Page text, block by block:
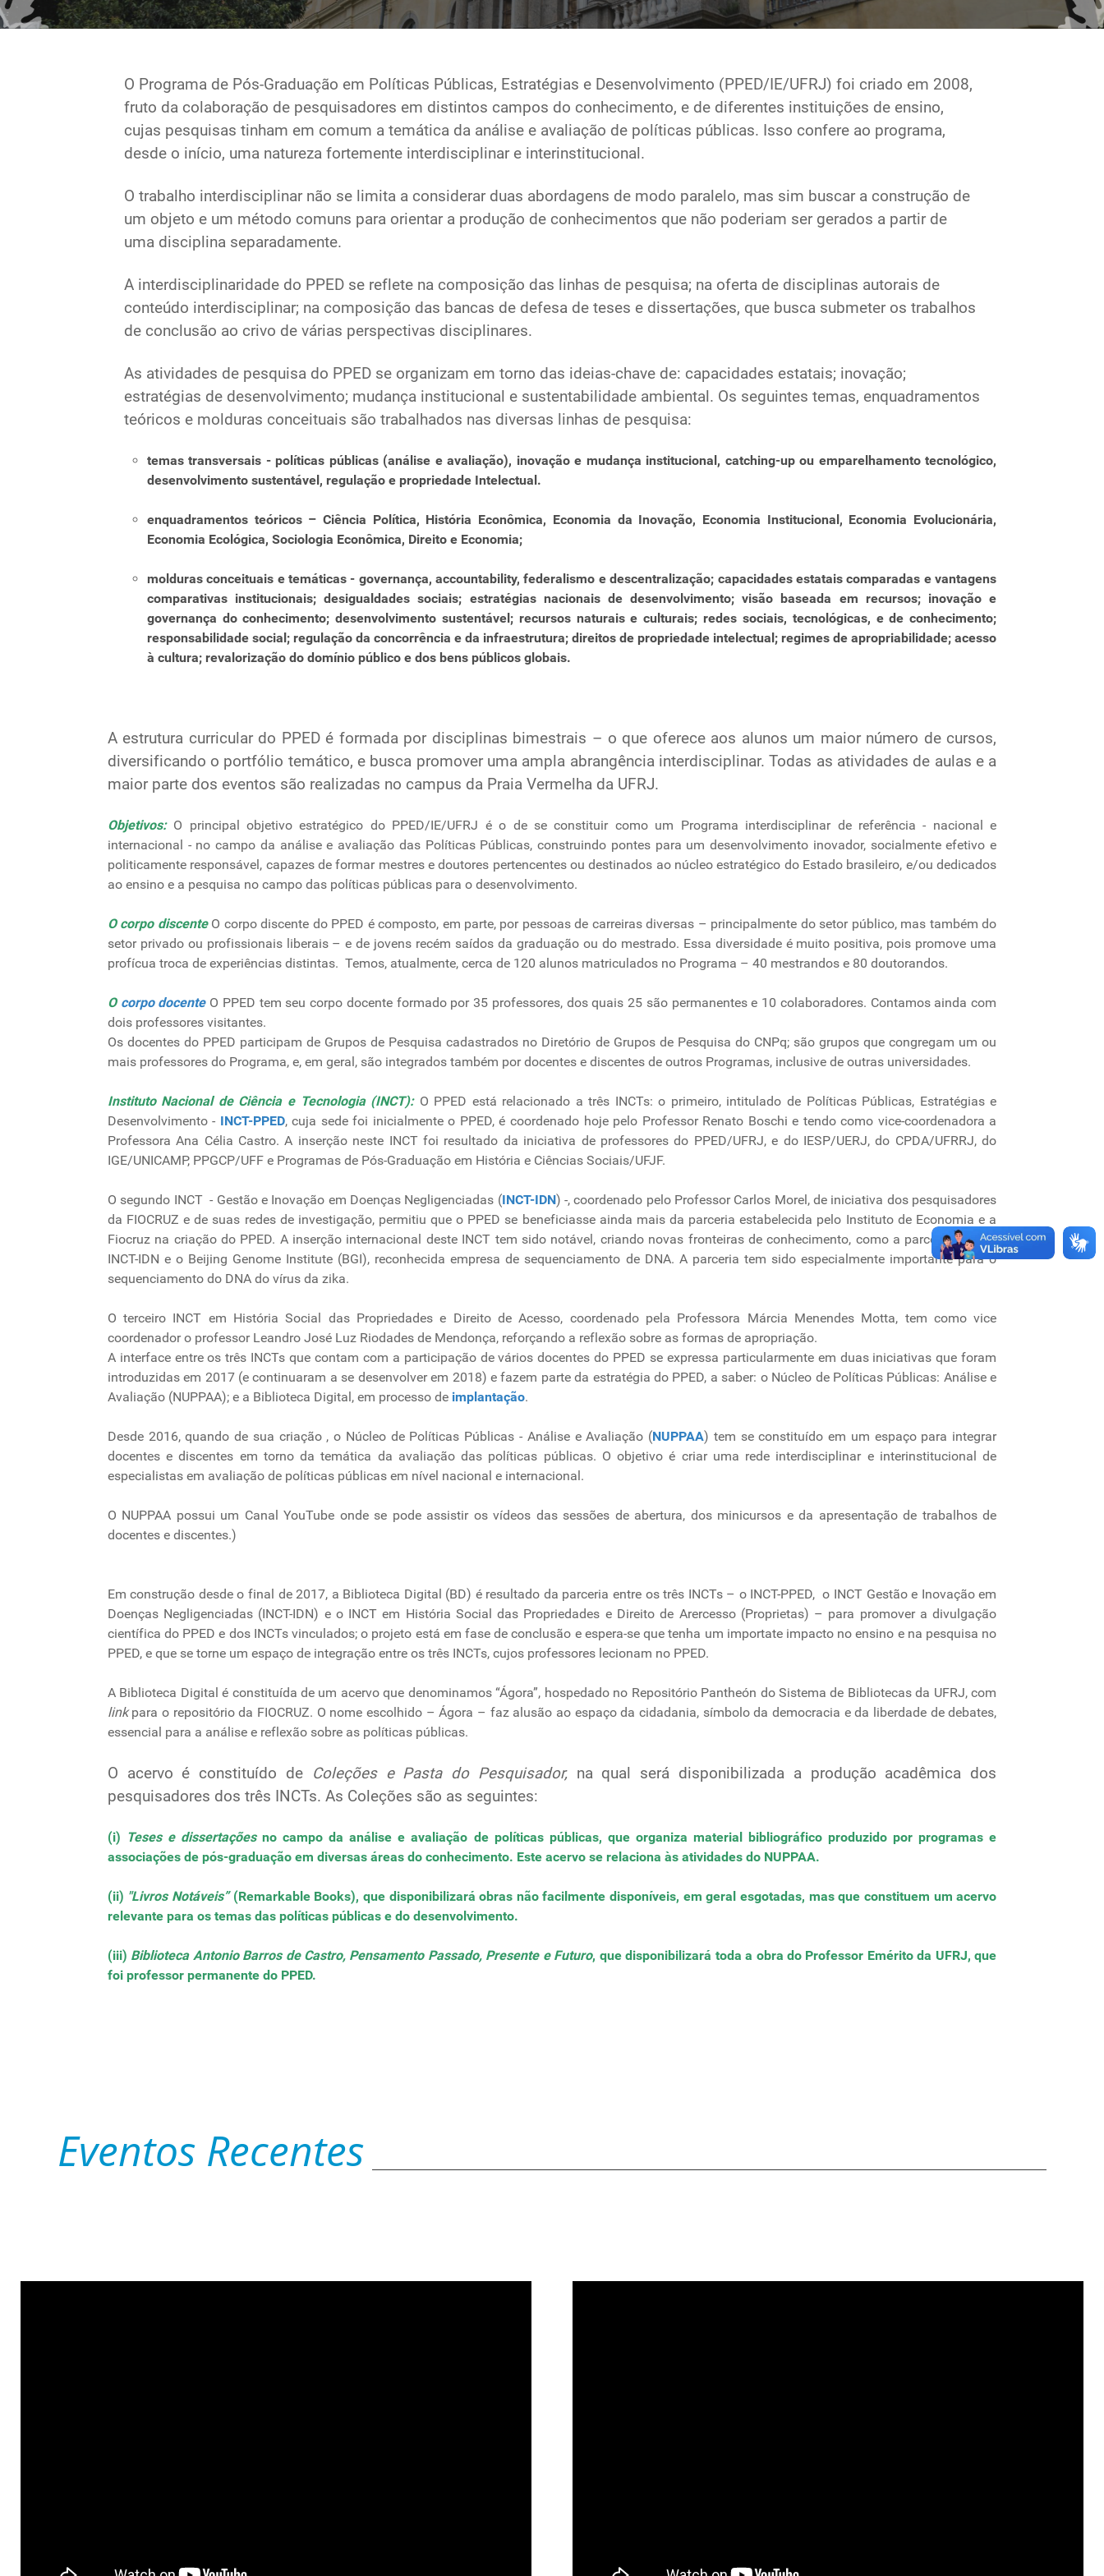
O Programa de Pós-Graduação em Políticas Públicas, Estratégias e Desenvolvimento (PPED/IE/UFRJ) foi criado em 2008,
fruto da colaboração de pesquisadores em distintos campos do conhecimento, e de diferentes instituições de ensino,
cujas pesquisas tinham em comum a temática da análise e avaliação de políticas públicas. Isso confere ao programa,
desde o início, uma natureza fortemente interdisciplinar e interinstitucional.
O trabalho interdisciplinar não se limita a considerar duas abordagens de modo paralelo, mas sim buscar a construção de
um objeto e um método comuns para orientar a produção de conhecimentos que não poderiam ser gerados a partir de
uma disciplina separadamente.
A interdisciplinaridade do PPED se reflete na composição das linhas de pesquisa; na oferta de disciplinas autorais de
conteúdo interdisciplinar; na composição das bancas de defesa de teses e dissertações, que busca submeter os trabalhos
de conclusão ao crivo de várias perspectivas disciplinares.
As atividades de pesquisa do PPED se organizam em torno das ideias-chave de: capacidades estatais; inovação;
estratégias de desenvolvimento; mudança institucional e sustentabilidade ambiental. Os seguintes temas, enquadramentos
teóricos e molduras conceituais são trabalhados nas diversas linhas de pesquisa:
temas transversais - políticas públicas (análise e avaliação), inovação e mudança institucional, catching-up ou emparelhamento tecnológico,
desenvolvimento sustentável, regulação e propriedade Intelectual.
enquadramentos teóricos – Ciência Política, História Econômica, Economia da Inovação, Economia Institucional, Economia Evolucionária,
Economia Ecológica, Sociologia Econômica, Direito e Economia;
molduras conceituais e temáticas - governança, accountability, federalismo e descentralização; capacidades estatais comparadas e vantagens
comparativas institucionais; desigualdades sociais; estratégias nacionais de desenvolvimento; visão baseada em recursos; inovação e
governança do conhecimento; desenvolvimento sustentável; recursos naturais e culturais; redes sociais, tecnológicas, e de conhecimento;
responsabilidade social; regulação da concorrência e da infraestrutura; direitos de propriedade intelectual; regimes de apropriabilidade; acesso
à cultura; revalorização do domínio público e dos bens públicos globais.
A estrutura curricular do PPED é formada por disciplinas bimestrais – o que oferece aos alunos um maior número de cursos,
diversificando o portfólio temático, e busca promover uma ampla abrangência interdisciplinar. Todas as atividades de aulas e a
maior parte dos eventos são realizadas no campus da Praia Vermelha da UFRJ.
Objetivos:O principal objetivo estratégico do PPED/IE/UFRJ é o de se constituir como um Programa interdisciplinar de referência - nacional e
internacional - no campo da análise e avaliação das Políticas Públicas, construindo pontes para um desenvolvimento inovador, socialmente efetivo e
politicamente responsável, capazes de formar mestres e doutores pertencentes ou destinados ao núcleo estratégico do Estado brasileiro, e/ou dedicados
ao ensino e a pesquisa no campo das políticas públicas para o desenvolvimento.
O corpo discenteO corpo discente do PPED é composto, em parte, por pessoas de carreiras diversas – principalmente do setor público, mas também do
setor privado ou profissionais liberais – e de jovens recém saídos da graduação ou do mestrado. Essa diversidade é muito positiva, pois promove uma
profícua troca de experiências distintas. Temos, atualmente, cerca de 120 alunos matriculados no Programa – 40 mestrandos e 80 doutorandos.
O corpo docenteO PPED tem seu corpo docente formado por 35 professores, dos quais 25 são permanentes e 10 colaboradores. Contamos ainda com
dois professores visitantes.
Os docentes do PPED participam de Grupos de Pesquisa cadastrados no Diretório de Grupos de Pesquisa do CNPq; são grupos que congregam um ou
mais professores do Programa, e, em geral, são integrados também por docentes e discentes de outros Programas, inclusive de outras universidades.
Instituto Nacional de Ciência e Tecnologia (INCT): O PPED está relacionado a três INCTs: o primeiro, intitulado de Políticas Públicas, Estratégias e
Desenvolvimento - INCT-PPED, cuja sede foi inicialmente o PPED, é coordenado hoje pelo Professor Renato Boschi e tendo como vice-coordenadora a
Professora Ana Célia Castro. A inserção neste INCT foi resultado da iniciativa de professores do PPED/UFRJ, e do IESP/UERJ, do CPDA/UFRRJ, do
IGE/UNICAMP, PPGCP/UFF e Programas de Pós-Graduação em História e Ciências Sociais/UFJF.
O segundo INCT - Gestão e Inovação em Doenças Negligenciadas (INCT-IDN) -, coordenado pelo Professor Carlos Morel, de iniciativa dos pesquisadores
da FIOCRUZ e de suas redes de investigação, permitiu que o PPED se beneficiasse ainda mais da parceria estabelecida pelo Instituto de Economia e a
Fiocruz na criação do PPED. A inserção internacional deste INCT tem sido notável, criando novas fronteiras de conhecimento, como a parceria entre o
INCT-IDN e o Beijing Genome Institute (BGI), reconhecida empresa de sequenciamento de DNA. A parceria tem sido especialmente importante para o
sequenciamento do DNA do vírus da zika.
O terceiro INCT em História Social das Propriedades e Direito de Acesso, coordenado pela Professora Márcia Menendes Motta, tem como vice
coordenador o professor Leandro José Luz Riodades de Mendonça, reforçando a reflexão sobre as formas de apropriação.
A interface entre os três INCTs que contam com a participação de vários docentes do PPED se expressa particularmente em duas iniciativas que foram
introduzidas em 2017 (e continuaram a se desenvolver em 2018) e fazem parte da estratégia do PPED, a saber: o Núcleo de Políticas Públicas: Análise e
Avaliação (NUPPAA); e a Biblioteca Digital, em processo de implantação.
Desde 2016, quando de sua criação , o Núcleo de Políticas Públicas - Análise e Avaliação (NUPPAA) tem se constituído em um espaço para integrar
docentes e discentes em torno da temática da avaliação das políticas públicas. O objetivo é criar uma rede interdisciplinar e interinstitucional de
especialistas em avaliação de políticas públicas em nível nacional e internacional.
O NUPPAA possui um Canal YouTube onde se pode assistir os vídeos das sessões de abertura, dos minicursos e da apresentação de trabalhos de
docentes e discentes.)
Em construção desde o final de 2017, a Biblioteca Digital (BD) é resultado da parceria entre os três INCTs – o INCT-PPED, o INCT Gestão e Inovação em
Doenças Negligenciadas (INCT-IDN) e o INCT em História Social das Propriedades e Direito de Arercesso (Proprietas) – para promover a divulgação
científica do PPED e dos INCTs vinculados; o projeto está em fase de conclusão e espera-se que tenha um importate impacto no ensino e na pesquisa no
PPED, e que se torne um espaço de integração entre os três INCTs, cujos professores lecionam no PPED.
A Biblioteca Digital é constituída de um acervo que denominamos “Ágora”, hospedado no Repositório Pantheón do Sistema de Bibliotecas da UFRJ, com
linkpara o repositório da FIOCRUZ. O nome escolhido – Ágora – faz alusão ao espaço da cidadania, símbolo da democracia e da liberdade de debates,
essencial para a análise e reflexão sobre as políticas públicas.
O acervo é constituído de Coleções e Pasta do Pesquisador,na qual será disponibilizada a produção acadêmica dos
pesquisadores dos três INCTs. As Coleções são as seguintes:
(i) Teses e dissertaçõesno campo da análise e avaliação de políticas públicas, que organiza material bibliográfico produzido por programas e
associações de pós-graduação em diversas áreas do conhecimento. Este acervo se relaciona às atividades do NUPPAA.
(ii) "Livros Notáveis”(Remarkable Books), que disponibilizará obras não facilmente disponíveis, em geral esgotadas, mas que constituem um acervo
relevante para os temas das políticas públicas e do desenvolvimento.
(iii) Biblioteca Antonio Barros de Castro, Pensamento Passado, Presente e Futuro, que disponibilizará toda a obra do Professor Emérito da UFRJ, que
foi professor permanente do PPED.
Eventos Recentes